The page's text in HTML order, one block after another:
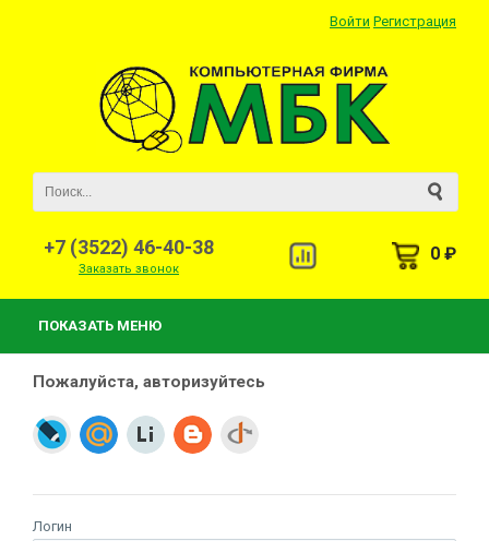
Войти Регистрация
+7 (3522) 46-40-38
Заказать звонок
0 ₽
ПОКАЗАТЬ МЕНЮ
Пожалуйста, авторизуйтесь
Логин